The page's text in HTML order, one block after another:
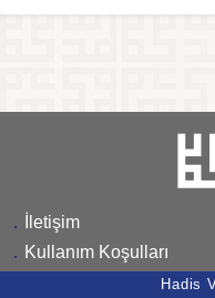
. İletişim
. Kullanım Koşulları
Hadis